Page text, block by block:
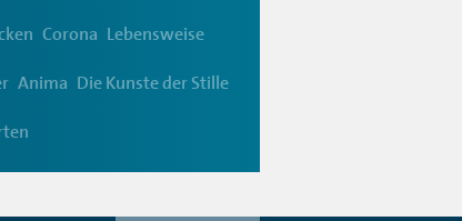
Corona Lebensweise
Anima Die Kunste der Stille